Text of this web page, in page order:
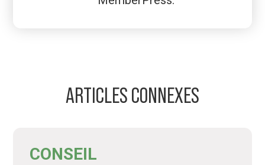
ARTICLES CONNEXES
CONSEIL